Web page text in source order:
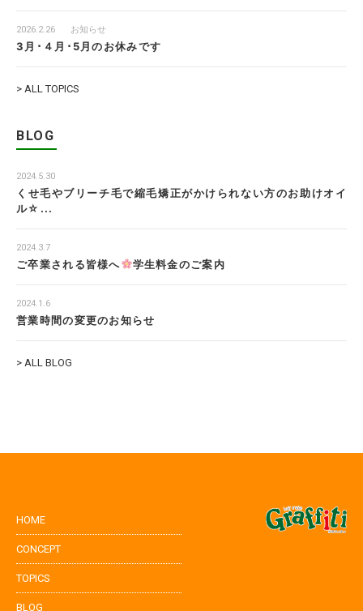
2026.2.26 お知らせ
3月･４月･5月のお休みです
> ALL TOPICS
BLOG
2024.5.30
くせ毛やブリーチ毛で縮毛矯正がかけられない方のお助けオイ
ル☆...
2024.3.7
ご卒業される皆様へ 学生料金のご案内
2024.1.6
営業時間の変更のお知らせ
> ALL BLOG
HOME
CONCEPT
TOPICS
BLOG